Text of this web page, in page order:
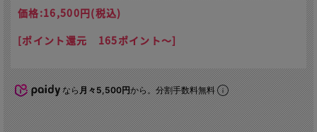
価格:16,500円(税込)
[ポイント還元 165ポイント～]
なら月々5,500円から。分割手数料無料